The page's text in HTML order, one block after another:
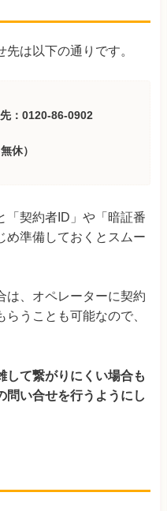
は以下の通りです。
：0120-86-0902
休）
「契約者ID」や「暗証番
め準備しておくとスムー
は、オペレーターに契約
うことも可能なので、
して繋がりにくい場合も
問い合せを行うようにし